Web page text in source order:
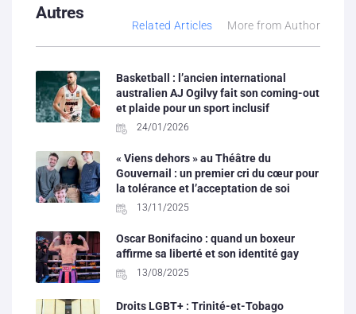
Autres
Related Articles More from Author
Basketball : l’ancien international
australien AJ Ogilvy fait son coming-out
et plaide pour un sport inclusif
24/01/2026
« Viens dehors » au Théâtre du
Gouvernail : un premier cri du cœur pour
la tolérance et l’acceptation de soi
13/11/2025
Oscar Bonifacino : quand un boxeur
affirme sa liberté et son identité gay
13/08/2025
Droits LGBT+ : Trinité-et-Tobago